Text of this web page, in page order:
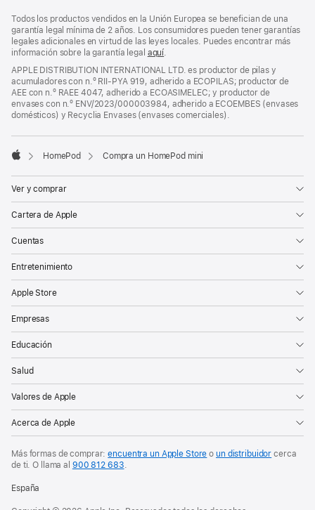
Todos los productos vendidos en la Unión Europea se benefician de una
garantía legal mínima de 2 años. Los consumidores pueden tener garantías
legales adicionales en virtud de las leyes locales. Puedes encontrar más
información sobre la garantía legal aquí
APPLE DISTRIBUTION INTERNATIONAL LTD. es productor de pilas y
acumuladores con n.º RII-PYA 919, adherido a ECOPILAS; productor de
AEE con n.º RAEE 4047, adherido a ECOASIMELEC; y productor de
envases con n.º ENV/2023/000003984, adherido a ECOEMBES (envases
domésticos) y Recyclia Envases (envases comerciales).
HomePod Compra un HomePod mini
Ver y comprar
Cartera de Apple
Cuentas
Entretenimiento
Apple Store
Empresas
Educación
Salud
Valores de Apple
Acerca de Apple
Más formas de comprar:encuentra un Apple Store oun distribuidor cerca
de ti. O
llama al 900 812 683
España